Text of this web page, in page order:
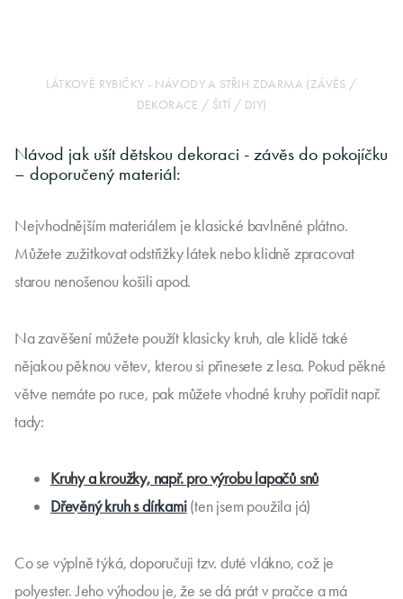
LÁTKOVÉ RYBIČKY - NÁVODY A STŘIH ZDARMA (ZÁVĚS /
DEKORACE / ŠITÍ / DIY)
Návod jak ušít dětskou dekoraci - závěs do pokojíčku
– doporučený materiál:
Nejvhodnějším materiálem je klasické bavlněné plátno.
Můžete zužitkovat odstřižky látek nebo klidně zpracovat
starou nenošenou košili apod.
Na zavěšení můžete použít klasicky kruh, ale klidě také
nějakou pěknou větev, kterou si přinesete z lesa. Pokud pěkné
větve nemáte po ruce, pak můžete vhodné kruhy pořídit např.
tady:
Kruhy a kroužky, např. pro výrobu lapačů snů
Dřevěný kruh s dírkami(ten jsem použila já)
Co se výplně týká, doporučuji tzv. duté vlákno, což je
polyester. Jeho výhodou je, že se dá prát v pračce a má